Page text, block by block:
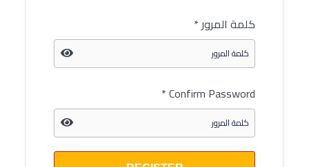
كلمة المرور*
Confirm Password
*